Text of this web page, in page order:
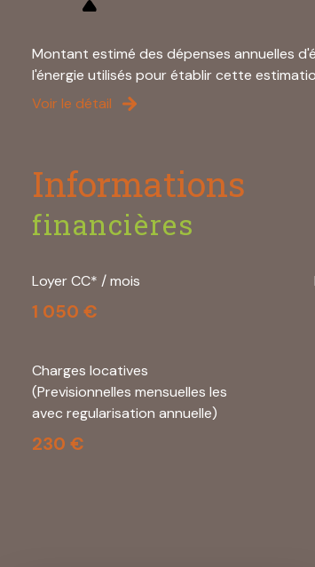
Montant estimé des dépenses annuelles
l'énergie utilisés pour établir cette
Voir le détail
Informations
financières
Loyer CC* / mois
1 050 €
Charges locatives
(Previsionnelles mensuelles les
avec regularisation annuelle)
230 €